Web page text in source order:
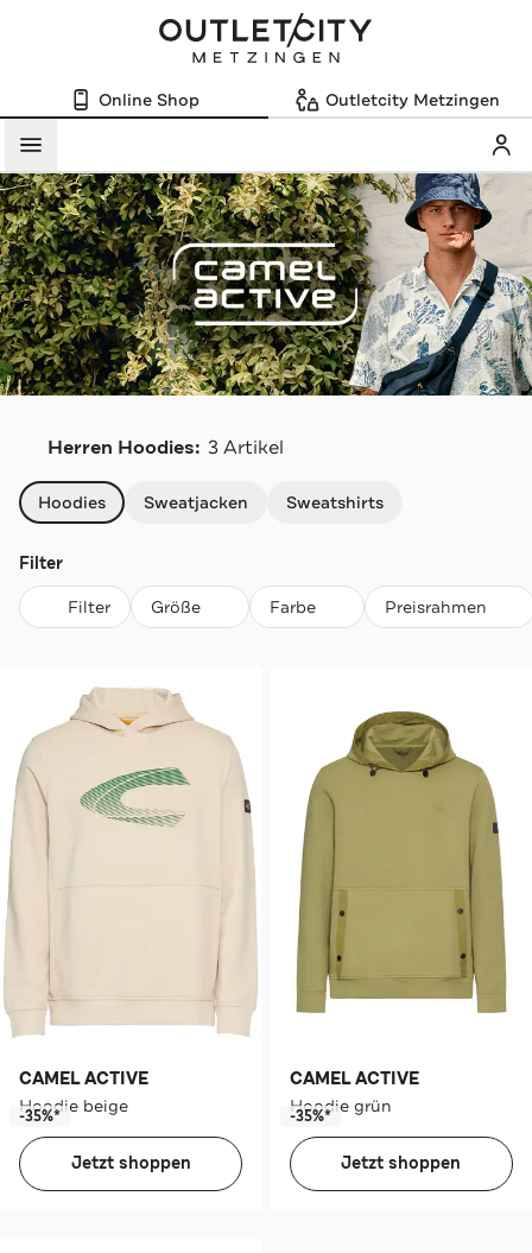
Online Shop Outletcity Metzingen
Menü
Herren Hoodies: 3 Artikel
Hoodies Sweatjacken Sweatshirts
Filter
Filter Größe Farbe Preisrahmen
CAMEL ACTIVE
Hoodie beige
-35%*
Jetzt shoppen
CAMEL ACTIVE
Hoodie grün
-35%*
Jetzt shoppen